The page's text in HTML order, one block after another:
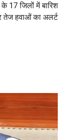
17 जिलों में बारिश
तेज हवाओं का अलर्ट